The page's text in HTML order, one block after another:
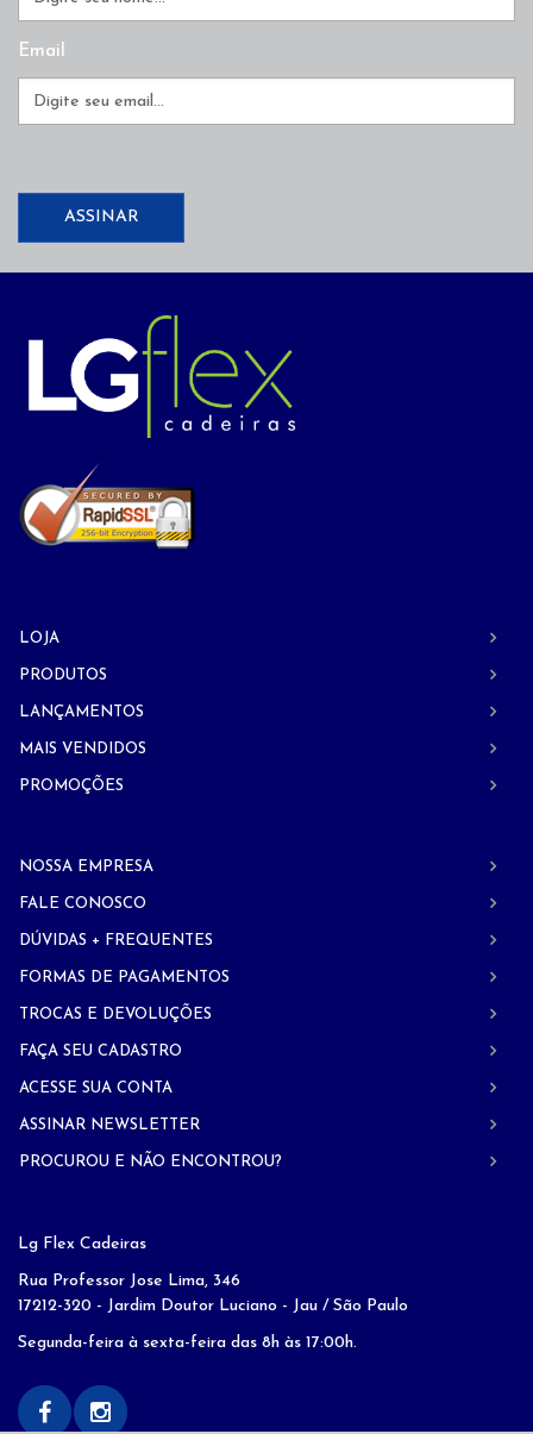
Email
LOJA
PRODUTOS
LANÇAMENTOS
MAIS VENDIDOS
PROMOÇÕES
NOSSA EMPRESA
FALE CONOSCO
DÚVIDAS + FREQUENTES
FORMAS DE PAGAMENTOS
TROCAS E DEVOLUÇÕES
FAÇA SEU CADASTRO
ACESSE SUA CONTA
ASSINAR NEWSLETTER
PROCUROU E NÃO ENCONTROU?
Lg Flex Cadeiras
Rua Professor Jose Lima, 346
17212-320 - Jardim Doutor Luciano - Jau / São Paulo
Segunda-feira à sexta-feira das 8h às 17:00h.